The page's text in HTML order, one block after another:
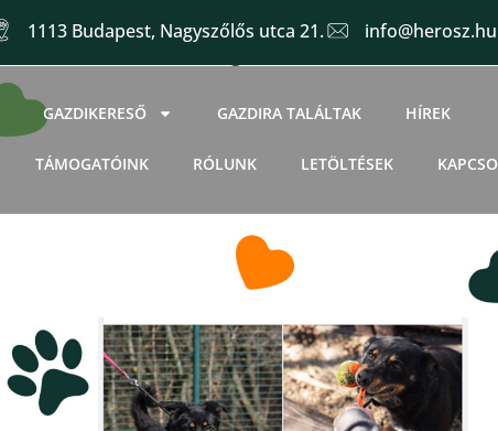
1113 Budapest, Nagyszőlős utca 21. info@herosz.hu
GAZDIKERESŐ GAZDIRA TALÁLTAK HÍREK
TÁMOGATÓINK RÓLUNK LETÖLTÉSEK